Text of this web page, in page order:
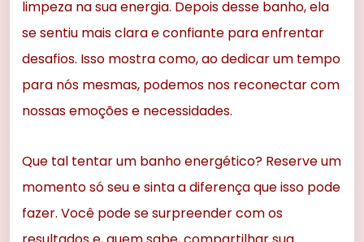
limpeza na sua energia. Depois desse banho, ela
se sentiu mais clara e confiante para enfrentar
desafios. Isso mostra como, ao dedicar um tempo
para nós mesmas, podemos nos reconectar com
nossas emoções e necessidades.
Que tal tentar um banho energético? Reserve um
momento só seu e sinta a diferença que isso pode
fazer. Você pode se surpreender com os